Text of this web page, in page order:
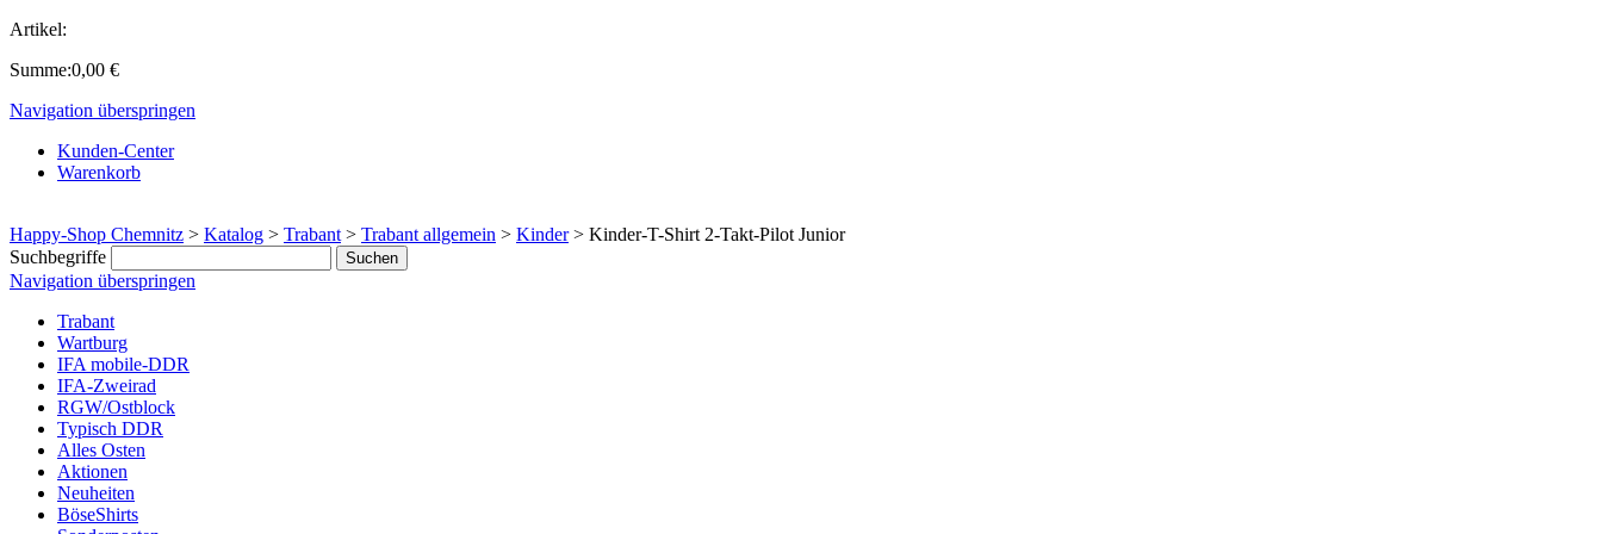
Artikel:
Summe:0,00 €
Navigation überspringen
Kunden-Center
Warenkorb
Happy-Shop Chemnitz > Katalog > Trabant > Trabant allgemein > Kinder> Kinder-T-Shirt 2-Takt-Pilot Junior
Suchbegriffe
Navigation überspringen
Trabant
Wartburg
IFA mobile-DDR
IFA-Zweirad
RGW/Ostblock
Typisch DDR
Alles Osten
Aktionen
Neuheiten
BöseShirts